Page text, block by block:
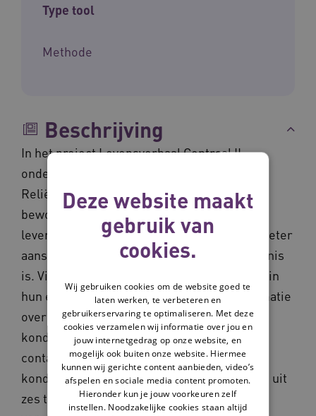
Type tool
Methode
Beschrijving
In het project Levensverhaal Centraal II
onderzochten Hogeschool Windesheim en
Reliëf hoe zorgmedewerkers de zorg voor
bewoners met dementie vanuit het
levensverhaal zo kunnen inrichten, dat die beter
aansluit bij wat voor de bewoner van betekenis
is. Vier Professionele LeerGroepen hebben in
hun eigen context onderzocht hoe zij informatie
over het levensverhaal van hun bewoners
konden verkrijgen. En hoe ze daarmee het
contact met en de zorg voor de bewoners
konden verbeteren. Elke LeerGroep bestaat uit
zes tot acht zorgprofessionals uit
Deze website maakt
gebruik van
cookies.
Wij gebruiken cookies om de website goed te
laten werken, te verbeteren en
gebruikerservaring te optimaliseren. Met deze
cookies verzamelen wij informatie over jou en
jouw internetgedrag op onze website, en
mogelijk ook buiten onze website. Hiermee
kunnen wij gerichte content aanbieden, video’s
afspelen en sociale media content promoten.
Hieronder kun je jouw voorkeuren zelf
instellen. Noodzakelijke cookies staan altijd